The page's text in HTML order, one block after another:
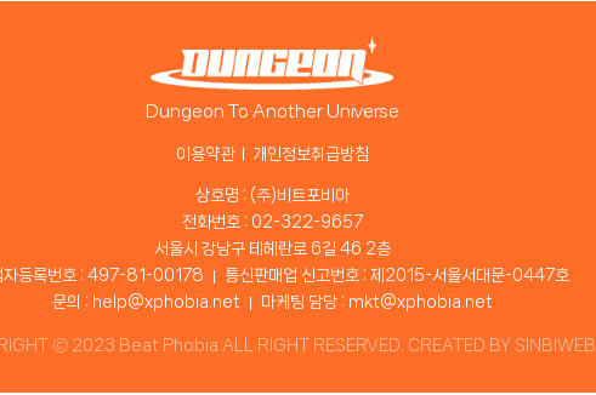
Dungeon To Another Universe
이용약관 개인정보취급방침
상호명 : (주)비트포비아
전화번호 : 02-322-9657
서울시 강남구 테헤란로 6길 46 2층
자등록번호 : 497-81-00178
통신판매업 신고번호 : 제2015-서울서대문-0447호
문의 : help@xphobia.net
마케팅 담당 : mkt@xphobia.net
ⓒ 2023 Beat Phobia ALL RIGHT RESERVED. CREATED BY SINBIWEB